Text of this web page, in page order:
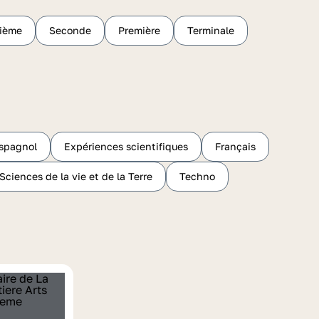
Seconde Première Terminale
Expériences scientifiques Français
Sciences de la vie et de la Terre Techno